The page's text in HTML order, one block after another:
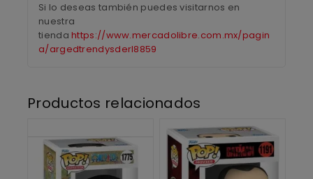
Si lo deseas también puedes visitarnos en
nuestra
tiendahttps://www.mercadolibre.com.mx/pagin
a/argedtrendysderl8859
Productos relacionados